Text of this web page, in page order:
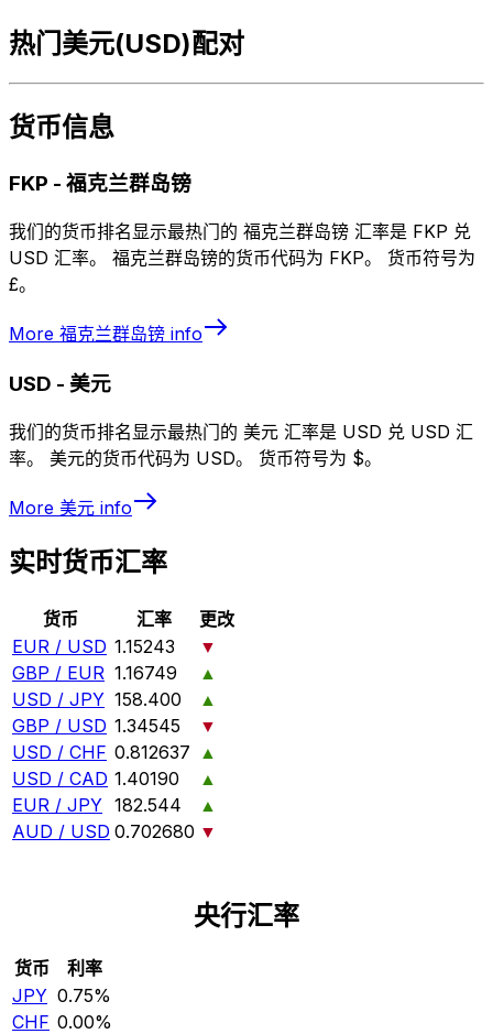
热门美元(USD)配对
货币信息
FKP - 福克兰群岛镑
我们的货币排名显示最热门的 福克兰群岛镑 汇率是 FKP 兑
USD 汇率。 福克兰群岛镑的货币代码为 FKP。 货币符号为
£。
More 福克兰群岛镑 info
USD - 美元
我们的货币排名显示最热门的 美元 汇率是 USD 兑 USD 汇
率。 美元的货币代码为 USD。 货币符号为 $。
More 美元 info
实时货币汇率
货币 汇率
更改
EUR / USD 1.15243
▼
GBP / EUR 1.16749
▲
USD / JPY 158.400
▲
GBP / USD 1.34545
▼
USD / CHF 0.812637 ▲
USD / CAD 1.40190
▲
EUR / JPY 182.544
▲
AUD / USD 0.702680 ▼
央行汇率
货币
利率
JPY 0.75%
CHF 0.00%